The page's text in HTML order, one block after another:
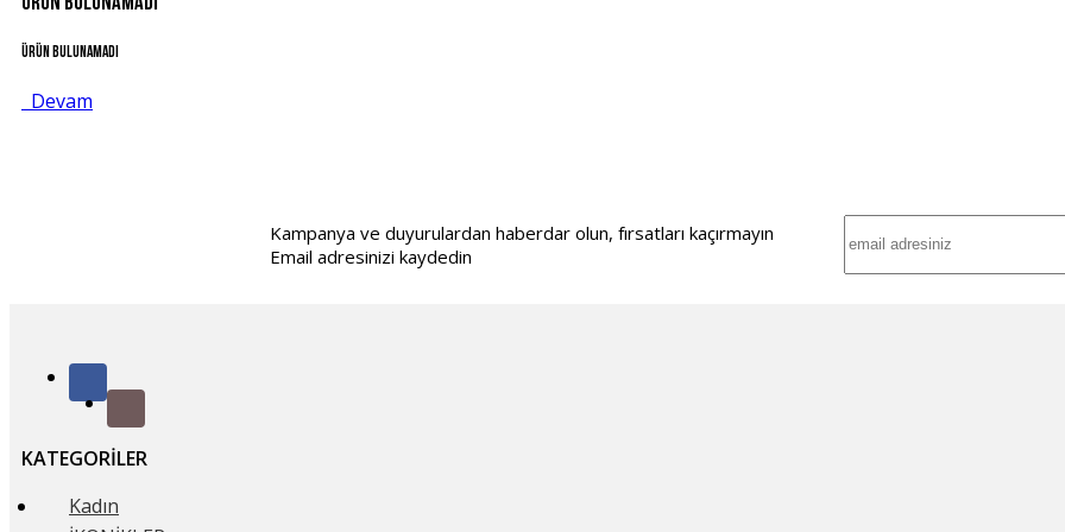
Ürün bulunamadı
Devam
Kampanya ve duyurulardan haberdar olun, fırsatları kaçırmayın
Email adresinizi kaydedin
KATEGORILER
Kadın